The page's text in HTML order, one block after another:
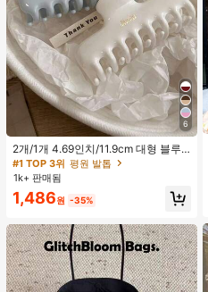
6
2개/1개 4.69인치/11.9cm 대형 블루
& 화이트 1피스 플라스틱 헤어 클로
클립, 데일리 웨어, 캐주얼, 파티, 출퇴
근, 휴가, 헤어스타일링, 메이크업, 의
상 매칭 비치 헤어 클립 바캉스 헤어
클러치에 적합한 세련되고 다재다능
하며 우아하고 미니멀한 단색 헤어 액
세서리
#1 TOP 3위 평원 발톱
1k+ 판매됨
1,486원 -35%